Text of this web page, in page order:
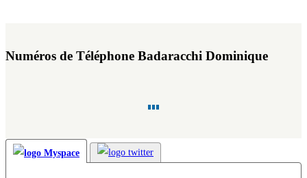
Numéros de Téléphone Badaracchi Dominique